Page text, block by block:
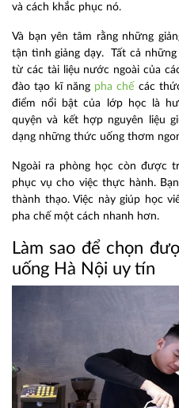
và cách khắc phục nó.
Và bạn yên tâm rằng những
tận tình giảng dạy. Tất cả
từ các tài liệu nước ngoài của
đào tạo kĩ năng pha chế các
điểm nổi bật của lớp học là
quyện và kết hợp nguyên liệu
dạng những thức uống thơm
Ngoài ra phòng học còn được
phục vụ cho việc thực hành.
thành thạo. Việc này giúp học
pha chế một cách nhanh hơn.
Làm sao để chọn
uống Hà Nội uy tín